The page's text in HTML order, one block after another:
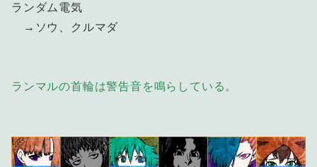
ランダム電気
→ソウ、クルマダ
ランマルの首輪は警告音を鳴らしている。